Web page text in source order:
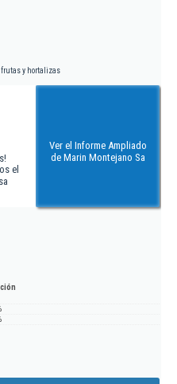
frutas y hortalizas
el
Ver el Informe Ampliado
de Marin Montejano Sa